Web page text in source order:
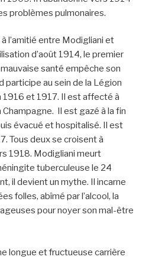
problèmes pulmonaires.
l’amitié entre Modigliani et
d’août 1914, le premier
santé empêche son
participe au sein de la Légion
1916 et 1917. Il est affecté à
Il est gazé à la fin
évacué et hospitalisé. Il est
Tous deux se croisent à
1918. Modigliani meurt
tuberculeuse le 24
il devient un mythe. Il incarne
folles, abîmé par l’alcool, la
pour noyer son mal-être
longue et fructueuse carrière